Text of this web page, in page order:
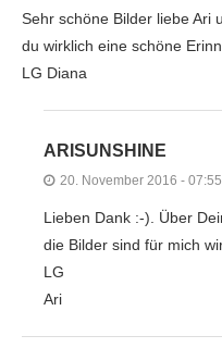
Sehr schöne Bilder liebe Ari
du wirklich eine schöne
LG Diana
ARISUNSHINE
20. November 2016 - 07:55
Lieben Dank :-). Über
die Bilder sind für mich
LG
Ari